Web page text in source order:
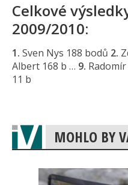
Celkové
2009/2010:
1. Sven Nys 188 bodů 2.
Albert 168 b … 9.
11 b
MOHLO BY